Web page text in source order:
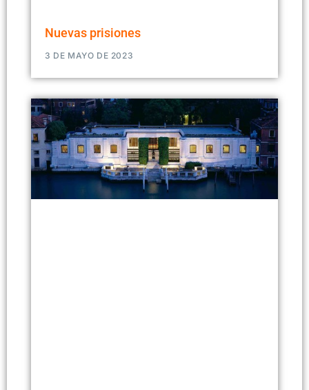
Nuevas prisiones
3 DE MAYO DE 2023